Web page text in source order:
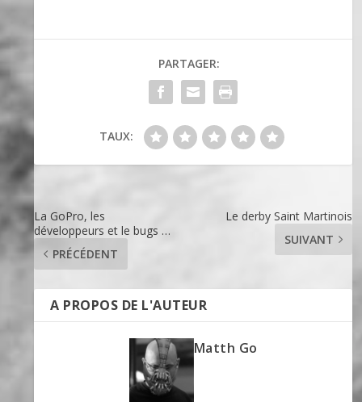
PARTAGER:
TAUX:
La GoPro, les
développeurs et le bugs …
PRÉCÉDENT
Le derby Saint Martinois
SUIVANT
A PROPOS DE L'AUTEUR
Matth Go